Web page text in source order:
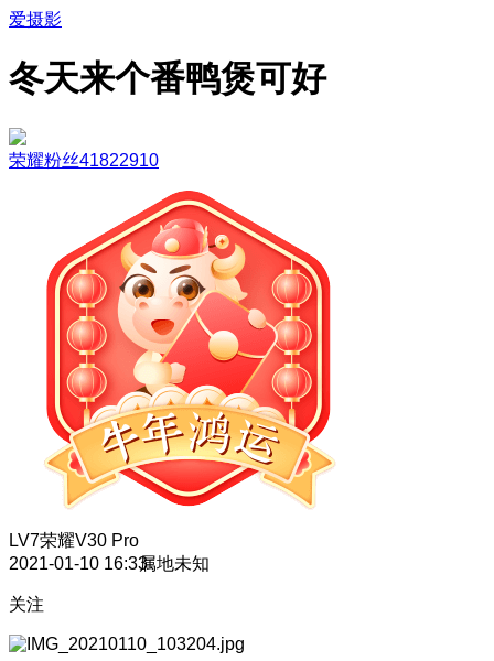
爱摄影
冬天来个番鸭煲可好
荣耀粉丝41822910
LV7荣耀V30 Pro
2021-01-10 16:33属地未知
关注